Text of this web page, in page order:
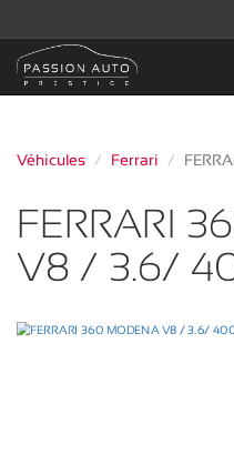
Véhicules Ferrari
FERRARI
V8 / 3.6/